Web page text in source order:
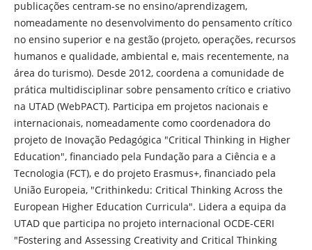
publicações centram-se no ensino/aprendizagem,
nomeadamente no desenvolvimento do pensamento crítico
no ensino superior e na gestão (projeto, operações, recursos
humanos e qualidade, ambiental e, mais recentemente, na
área do turismo). Desde 2012, coordena a comunidade de
prática multidisciplinar sobre pensamento crítico e criativo
na UTAD (WebPACT). Participa em projetos nacionais e
internacionais, nomeadamente como coordenadora do
projeto de Inovação Pedagógica "Critical Thinking in Higher
Education", financiado pela Fundação para a Ciência e a
Tecnologia (FCT), e do projeto Erasmus+, financiado pela
União Europeia, "Crithinkedu: Critical Thinking Across the
European Higher Education Curricula". Lidera a equipa da
UTAD que participa no projeto internacional OCDE-CERI
"Fostering and Assessing Creativity and Critical Thinking